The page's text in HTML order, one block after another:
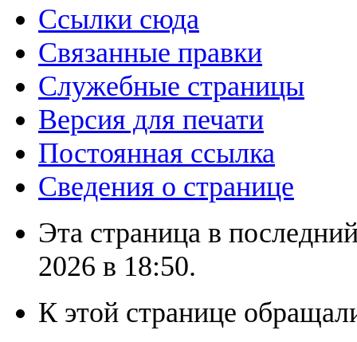
Ссылки сюда
Связанные правки
Служебные страницы
Версия для печати
Постоянная ссылка
Сведения о странице
Эта страница в
2026 в 18:50.
К этой странице